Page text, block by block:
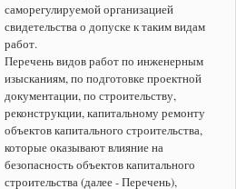
саморегулируемой организацией
свидетельства о допуске к таким видам
работ.
Перечень видов работ по инженерным
изысканиям, по подготовке проектной
документации, по строительству,
реконструкции, капитальному ремонту
объектов капитального строительства,
которые оказывают влияние на
безопасность объектов капитального
строительства (далее - Перечень),